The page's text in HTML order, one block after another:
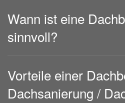
Wann ist eine
sinnvoll?
Vorteile einer
Dachsanierung /